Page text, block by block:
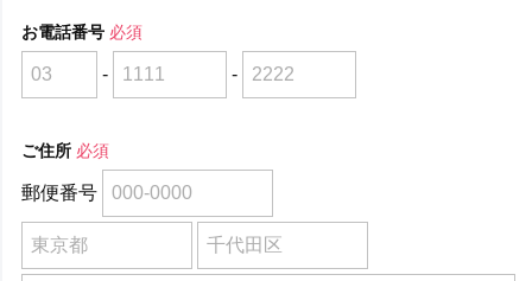
お電話番号 必須
- -
ご住所 必須
郵便番号